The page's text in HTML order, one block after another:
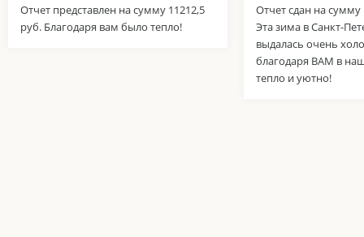
Отчет представлен на сумму 11212,5
руб. Благодаря вам было тепло!
Отчет сдан на сумму
Эта зима в Санкт-
выдалась очень
благодаря ВАМ в
тепло и уютно!